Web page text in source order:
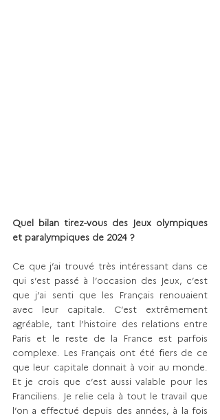
Quel bilan tirez-vous des Jeux olympiques
et paralympiques de 2024 ?
Ce que j’ai trouvé très intéressant dans ce
qui s’est passé à l’occasion des Jeux, c’est
que j’ai senti que les Français renouaient
avec leur capitale. C’est extrêmement
agréable, tant l’histoire des relations entre
Paris et le reste de la France est parfois
complexe. Les Français ont été fiers de ce
que leur capitale donnait à voir au monde.
Et je crois que c’est aussi valable pour les
Franciliens. Je relie cela à tout le travail que
l’on a effectué depuis des années, à la fois